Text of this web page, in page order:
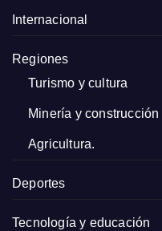
Internacional
Regiones
Turismo y cultura
Minería y construcción
Agricultura.
Deportes
Tecnología y educación